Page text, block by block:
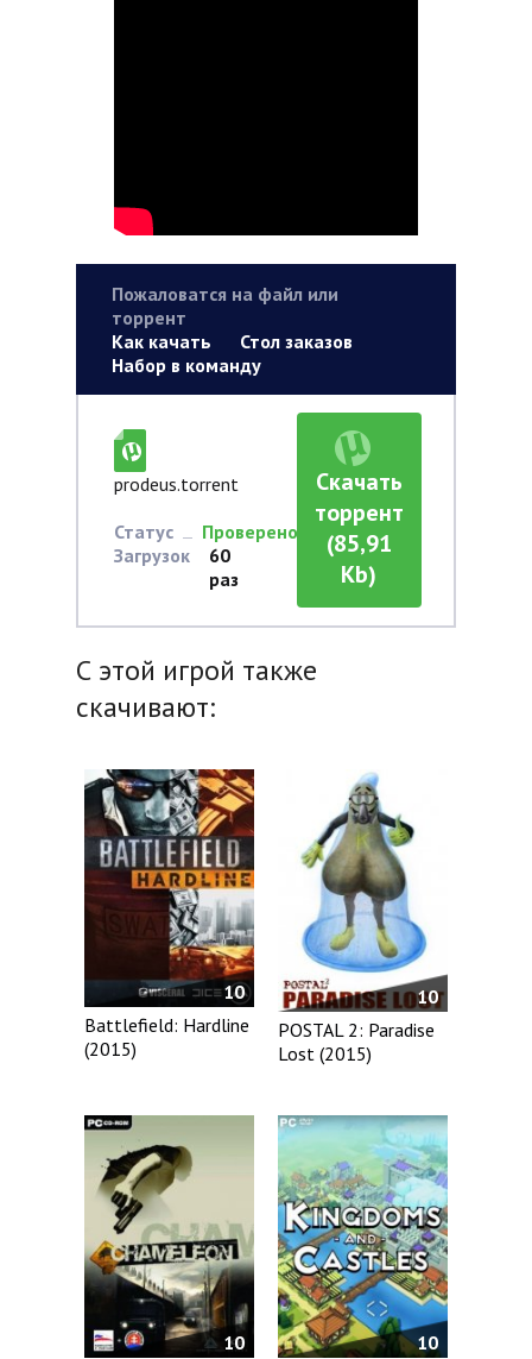
Пожаловатся на файл или
торрент
Как качать
Стол заказов
Набор в команду
prodeus.torrent
Статус
Проверено
Загрузок
60
раз
Скачать
торрент
(85,91
Kb)
С этой игрой также
скачивают:
10
Battlefield: Hardline
(2015)
10
POSTAL 2: Paradise
Lost (2015)
10
10